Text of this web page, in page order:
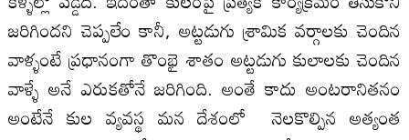
జరిగిందని చెప్పలేం కానీ, అట్టడుగు శ్రామిక వర్గాలకు చెందిన
వాళ్ళంటే ప్రధానంగా తొంభై శాతం అట్టడుగు కులాలకు చెందిన
వాళ్ళే అనే ఎరుకతోనే జరిగింది. అంతే కాదు అంటరానితనం
అంటేనే కుల వ్యవస్థ మన దేశంలో నెలకొల్పిన అత్యంత